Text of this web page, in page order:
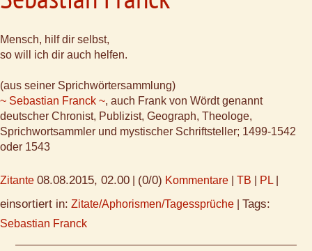
Mensch, hilf dir selbst,
so will ich dir auch helfen.
(aus seiner Sprichwörtersammlung)
~ Sebastian Franck ~, auch Frank von Wördt genannt
deutscher Chronist, Publizist, Geograph, Theologe,
Sprichwortsammler und mystischer Schriftsteller; 1499-1542
oder 1543
Zitante 08.08.2015, 02.00 (0/0) Kommentare TB PL
einsortiert in: Zitate/Aphorismen/Tagessprüche Tags:
Sebastian Franck